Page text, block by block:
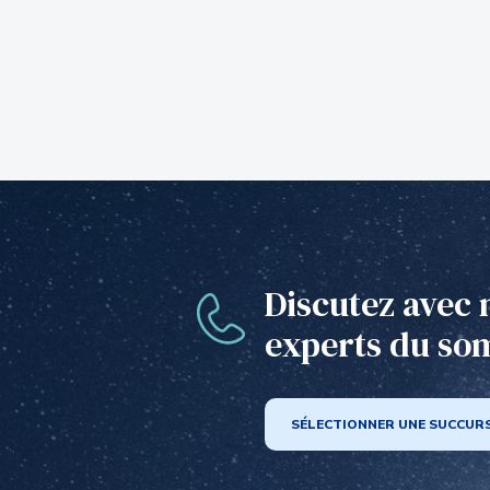
Discutez avec
experts du
SÉLECTIONNER UNE